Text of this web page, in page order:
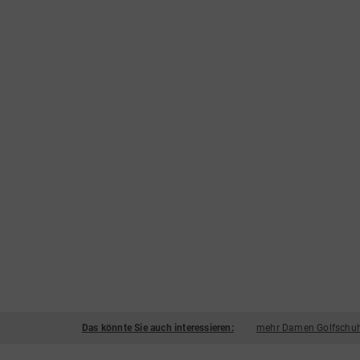
Das könnte Sie auch interessieren: mehr Damen